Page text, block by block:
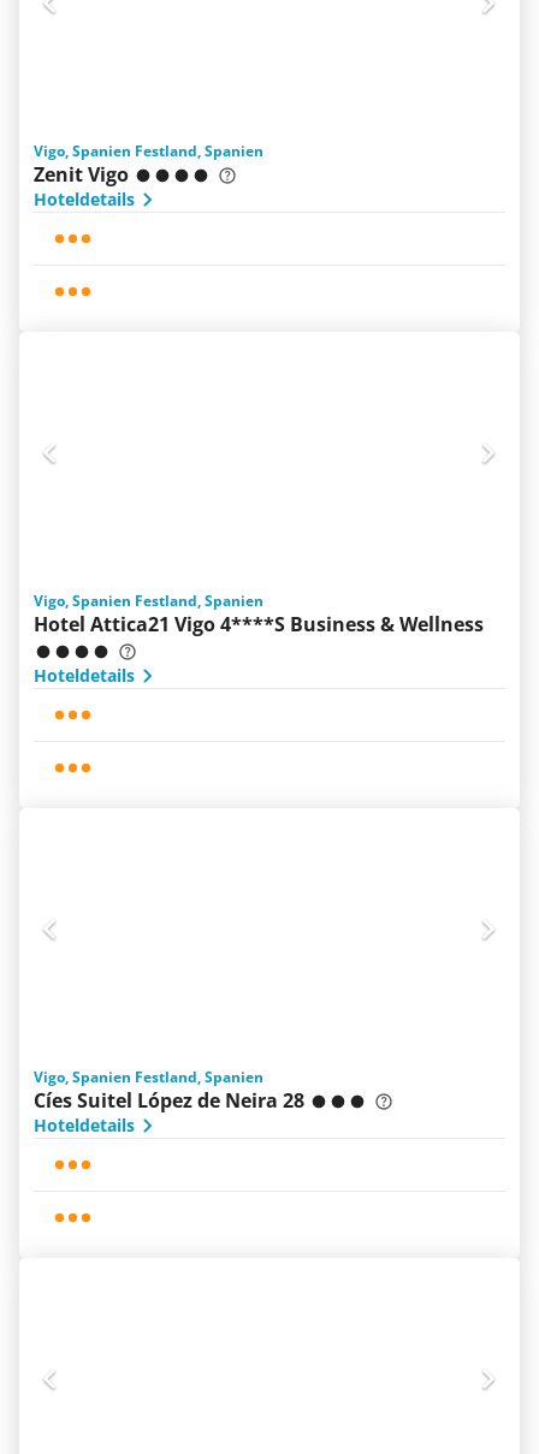
Vigo, Spanien Festland, Spanien
Zenit Vigo
Hoteldetails
Vigo, Spanien Festland, Spanien
Hotel Attica21 Vigo 4****S Business & Wellness
Hoteldetails
Vigo, Spanien Festland, Spanien
Cíes Suitel López de Neira 28
Hoteldetails